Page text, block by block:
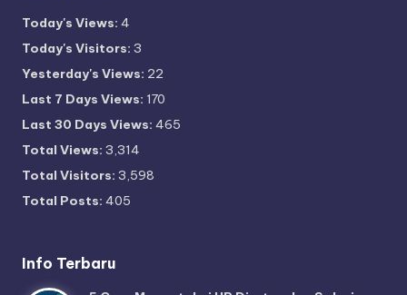
Today's Views: 4
Today's Visitors: 3
Yesterday's Views: 22
Last 7 Days Views: 170
Last 30 Days Views: 465
Total Views: 3,314
Total Visitors: 3,598
Total Posts: 405
Info Terbaru